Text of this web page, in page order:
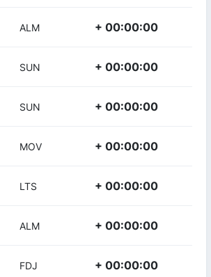
ALM + 00:00:00
SUN + 00:00:00
SUN + 00:00:00
MOV + 00:00:00
LTS + 00:00:00
ALM + 00:00:00
FDJ + 00:00:00